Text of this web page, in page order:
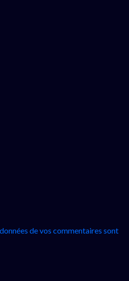
de vos commentaires sont